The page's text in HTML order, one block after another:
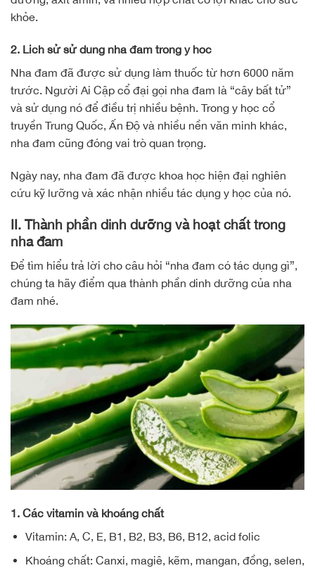
khỏe.
2. Lịch sử sử dụng nha đam trong y học
Nha đam đã được sử dụng làm thuốc từ hơn 6000 năm
trước. Người Ai Cập cổ đại gọi nha đam là “cây bất tử”
và sử dụng nó để điều trị nhiều bệnh. Trong y học cổ
truyền Trung Quốc, Ấn Độ và nhiều nền văn minh khác,
nha đam cũng đóng vai trò quan trọng.
Ngày nay, nha đam đã được khoa học hiện đại nghiên
cứu kỹ lưỡng và xác nhận nhiều tác dụng y học của nó.
II. Thành phần dinh dưỡng và hoạt chất trong
nha đam
Để tìm hiểu trả lời cho câu hỏi “nha đam có tác dụng gì”,
chúng ta hãy điểm qua thành phần dinh dưỡng của nha
đam nhé.
1. Các vitamin và khoáng chất
Vitamin: A, C, E, B1, B2, B3, B6, B12, acid folic
Khoáng chất: Canxi, magiê, kẽm, mangan, đồng, selen,